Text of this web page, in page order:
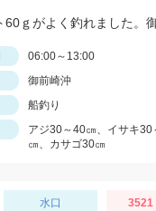
06:00～13:00
御前崎沖
船釣り
アジ30～40㎝、イサキ30
㎝、カサゴ30㎝
水口 3521